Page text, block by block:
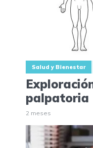
Salud y Bienestar
palpatoria
2 meses